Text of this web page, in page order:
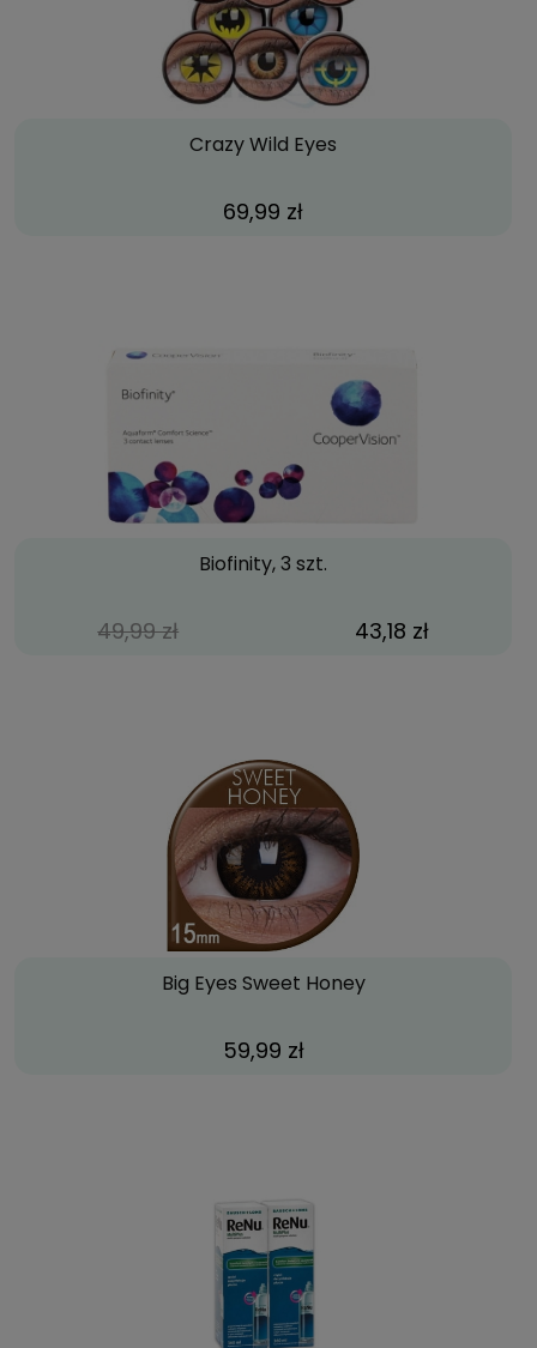
Crazy Wild Eyes
69,99 zł
Biofinity, 3 szt.
49,99 zł 43,18 zł
Big Eyes Sweet Honey
59,99 zł